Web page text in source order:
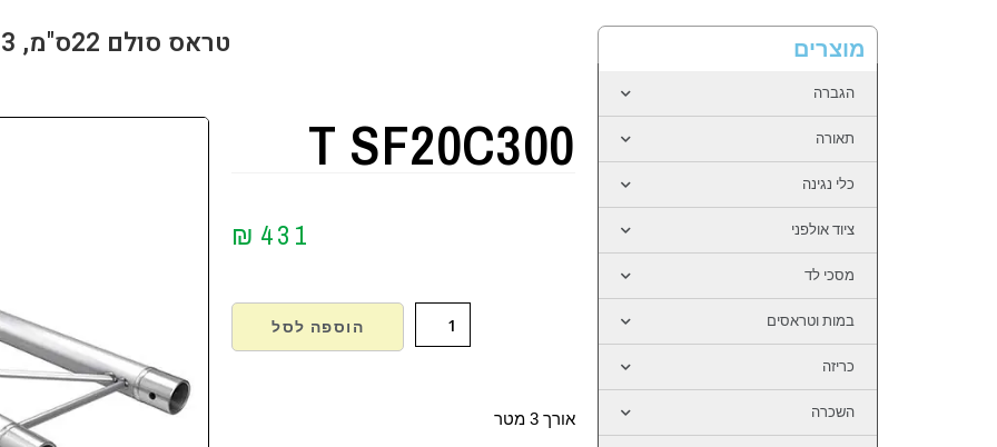
מוצרים
הגברה
תאורה
כלי נגינה
ציוד אולפני
מסכי לד
במות וטראסים
כריזה
השכרה
טראס סולם 22ס"מ, 3מ.
T SF20C300
₪ 431
הוספה לסל
אורך 3 מטר